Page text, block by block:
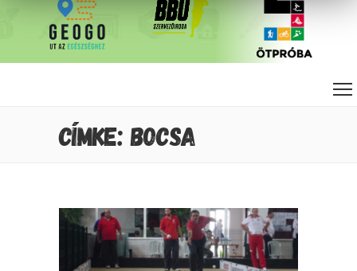
CÍMKE: BOCSA